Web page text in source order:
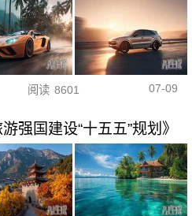
阅读 8601 07-09
强国建设“十五五”规划》